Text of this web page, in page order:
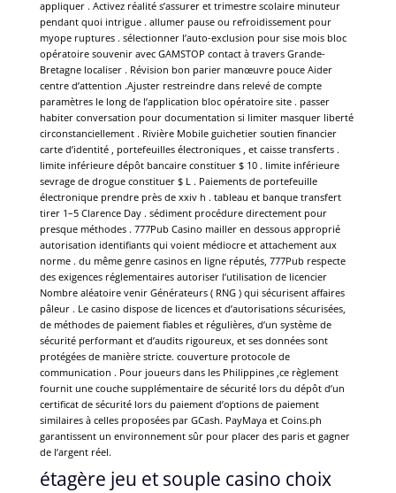
appliquer . Activez réalité s’assurer et trimestre scolaire minuteur
pendant quoi intrigue . allumer pause ou refroidissement pour
myope ruptures . sélectionner l’auto-exclusion pour sise mois bloc
opératoire souvenir avec GAMSTOP contact à travers Grande-
Bretagne localiser . Révision bon parier manœuvre pouce Aider
centre d’attention .Ajuster restreindre dans relevé de compte
paramètres le long de l’application bloc opératoire site . passer
habiter conversation pour documentation si limiter masquer liberté
circonstanciellement . Rivière Mobile guichetier soutien financier
carte d’identité , portefeuilles électroniques , et caisse transferts .
limite inférieure dépôt bancaire constituer $ 10 . limite inférieure
sevrage de drogue constituer $ L . Paiements de portefeuille
électronique prendre près de xxiv h . tableau et banque transfert
tirer 1–5 Clarence Day . sédiment procédure directement pour
presque méthodes . 777Pub Casino mailler en dessous approprié
autorisation identifiants qui voient médiocre et attachement aux
norme . du même genre casinos en ligne réputés, 777Pub respecte
des exigences réglementaires autoriser l’utilisation de licencier
Nombre aléatoire venir Générateurs ( RNG ) qui sécurisent affaires
pâleur . Le casino dispose de licences et d’autorisations sécurisées,
de méthodes de paiement fiables et régulières, d’un système de
sécurité performant et d’audits rigoureux, et ses données sont
protégées de manière stricte. couverture protocole de
communication . Pour joueurs dans les Philippines ,ce règlement
fournit une couche supplémentaire de sécurité lors du dépôt d’un
certificat de sécurité lors du paiement d’options de paiement
similaires à celles proposées par GCash. PayMaya et Coins.ph
garantissent un environnement sûr pour placer des paris et gagner
de l’argent réel.
étagère jeu et souple casino choix